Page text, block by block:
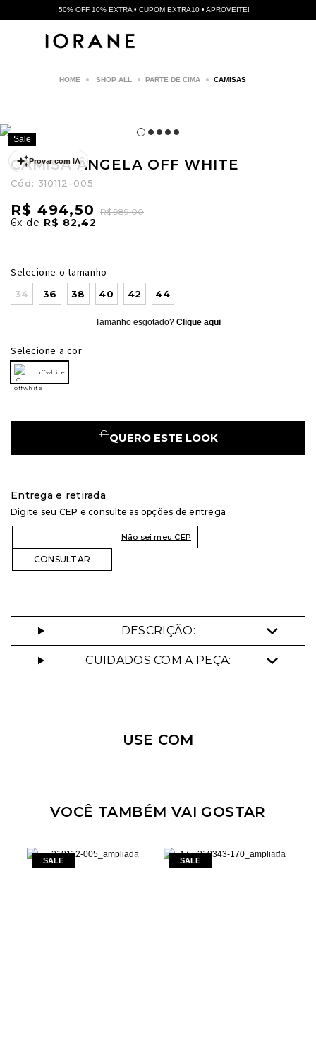
50% OFF 10% EXTRA • CUPOM EXTRA10 • APROVEITE!
SHOP ALL PARTE DE CIMA CAMISAS
Provar com IA
Sale
CAMISA ÂNGELA OFF WHITE
Cód: 310112-005
R$ 494,50 R$ 989,00
6x de R$ 82,42
Selecione o tamanho
34 36 38 40 42 44
Tamanho esgotado? Clique aqui
Selecione a cor
offwhite
QUERO ESTE LOOK
Entrega e retirada
Digite seu CEP e consulte as opções de entrega
Não sei meu CEP
DESCRIÇÃO:
CUIDADOS COM A PEÇA:
USE COM
VOCÊ TAMBÉM VAI GOSTAR